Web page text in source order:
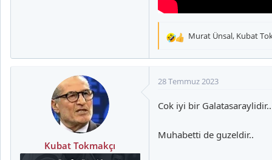
T
k
:
Murat Ünsal, Kubat
Kubat Tokmakçı
28 Temmuz 2023
Cok iyi bir Galatasaraylidir..
Muhabetti de guzeldir..